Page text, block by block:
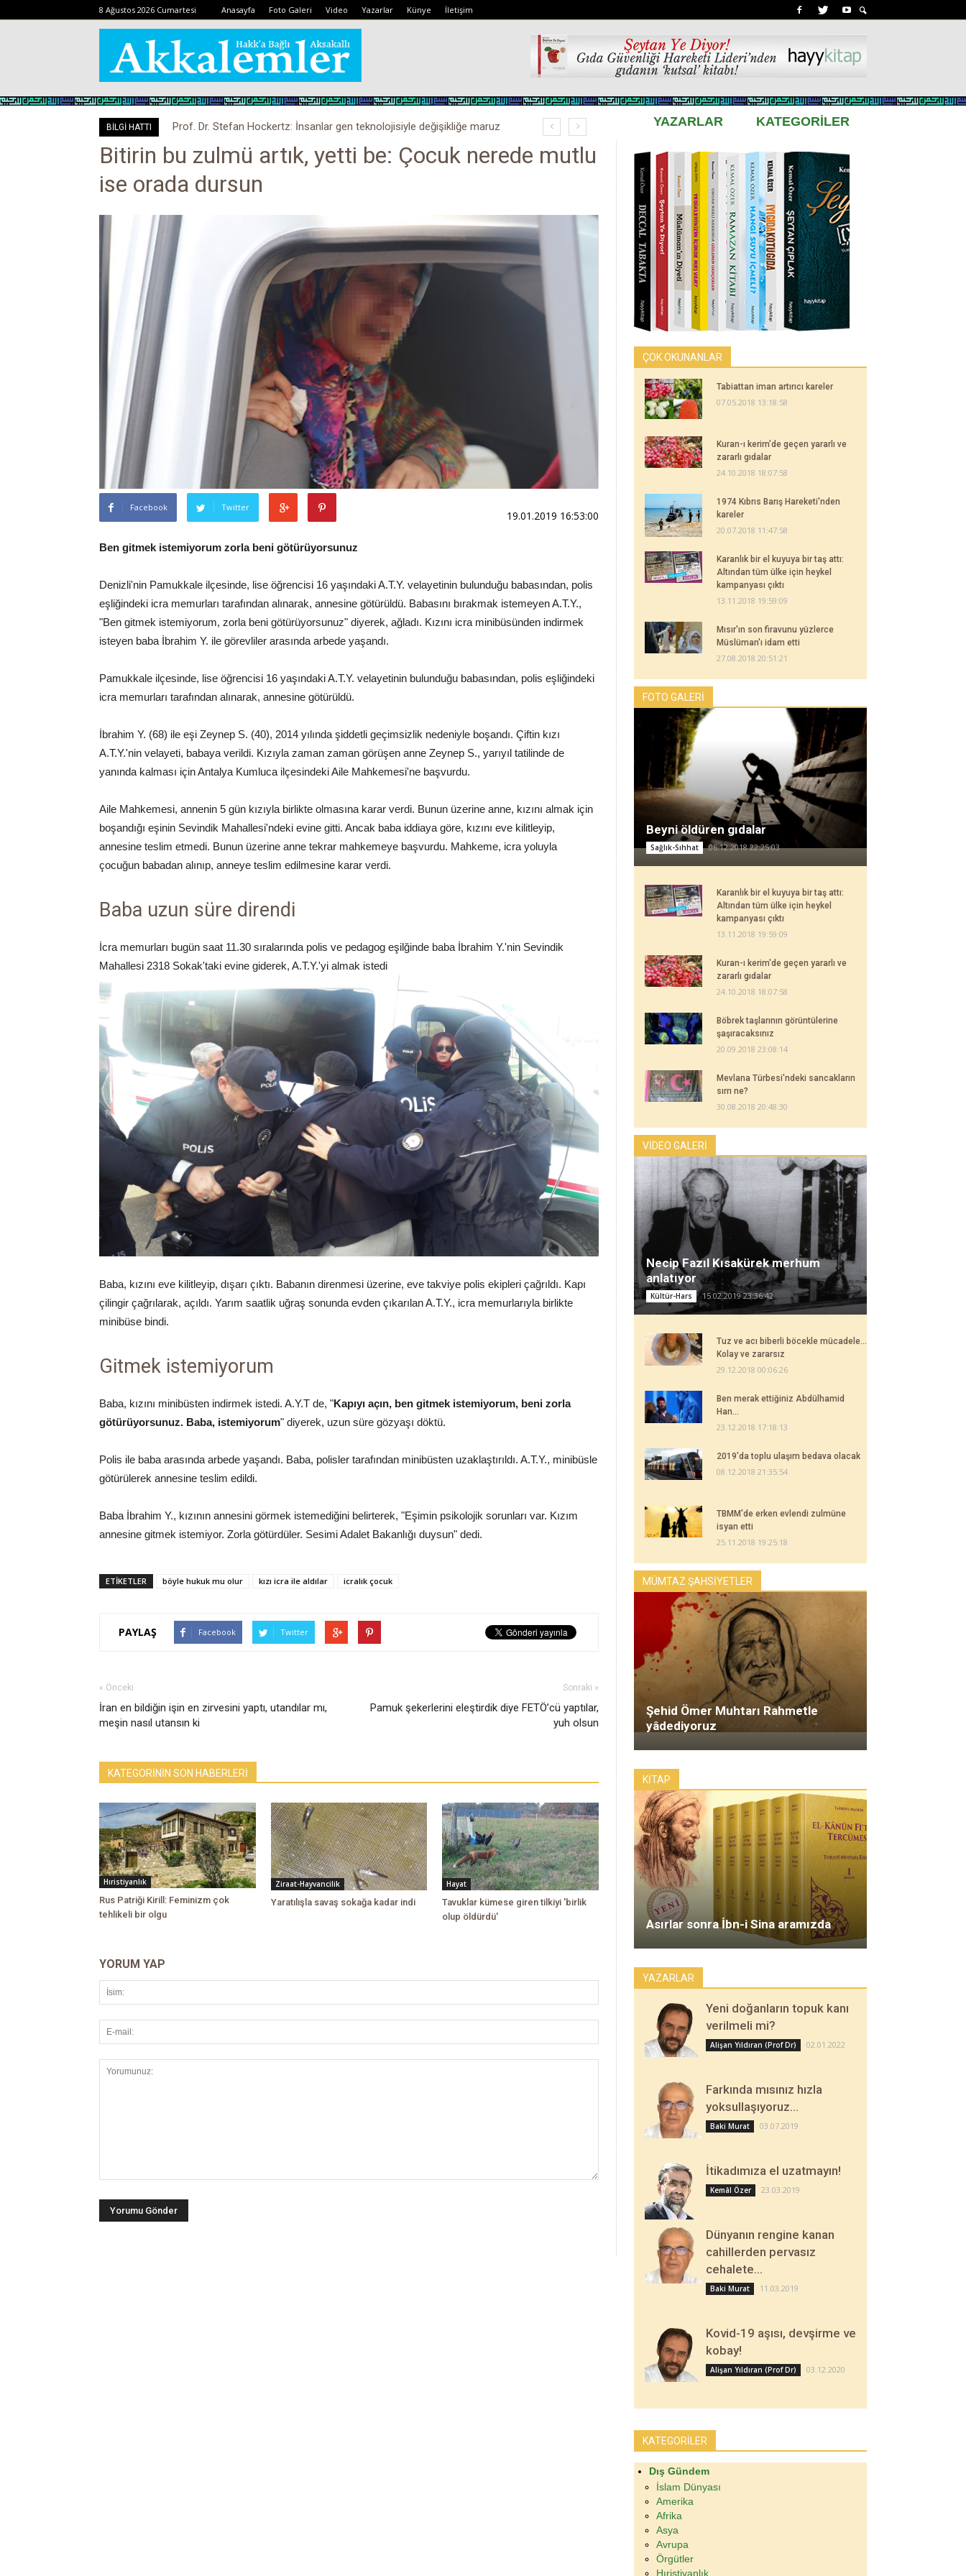
8 Ağustos 2026 Cumartesi Anasayfa Foto Galeri Video Yazarlar Künye İletişim
BİLGİ HATTI
Prof. Dr. Stefan Hockertz: İnsanlar gen teknolojisiyle değişikliğe maruz
Kovid-19 aşısı, devşirme ve kobay! YAZARLAR KATEGORİLER
Bitirin bu zulmü artık, yetti be: Çocuk nerede mutlu
ise orada dursun
Facebook Twitter
19.01.2019 16:53:00
Ben gitmek istemiyorum zorla beni götürüyorsunuz
Denizli'nin Pamukkale ilçesinde, lise öğrencisi 16 yaşındaki A.T.Y. velayetinin bulunduğu babasından, polis
eşliğindeki icra memurları tarafından alınarak, annesine götürüldü. Babasını bırakmak istemeyen A.T.Y.,
"Ben gitmek istemiyorum, zorla beni götürüyorsunuz" diyerek, ağladı. Kızını icra minibüsünden indirmek
isteyen baba İbrahim Y. ile görevliler arasında arbede yaşandı.
Pamukkale ilçesinde, lise öğrencisi 16 yaşındaki A.T.Y. velayetinin bulunduğu babasından, polis eşliğindeki
icra memurları tarafından alınarak, annesine götürüldü.
İbrahim Y. (68) ile eşi Zeynep S. (40), 2014 yılında şiddetli geçimsizlik nedeniyle boşandı. Çiftin kızı
A.T.Y.'nin velayeti, babaya verildi. Kızıyla zaman zaman görüşen anne Zeynep S., yarıyıl tatilinde de
yanında kalması için Antalya Kumluca ilçesindeki Aile Mahkemesi'ne başvurdu.
Aile Mahkemesi, annenin 5 gün kızıyla birlikte olmasına karar verdi. Bunun üzerine anne, kızını almak için
boşandığı eşinin Sevindik Mahallesi'ndeki evine gitti. Ancak baba iddiaya göre, kızını eve kilitleyip,
annesine teslim etmedi. Bunun üzerine anne tekrar mahkemeye başvurdu. Mahkeme, icra yoluyla
çocuğun babadan alınıp, anneye teslim edilmesine karar verdi.
Baba uzun süre direndi
İcra memurları bugün saat 11.30 sıralarında polis ve pedagog eşilğinde baba İbrahim Y.'nin Sevindik
Mahallesi 2318 Sokak'taki evine giderek, A.T.Y.'yi almak istedi
Baba, kızını eve kilitleyip, dışarı çıktı. Babanın direnmesi üzerine, eve takviye polis ekipleri çağrıldı. Kapı
çilingir çağrılarak, açıldı. Yarım saatlik uğraş sonunda evden çıkarılan A.T.Y., icra memurlarıyla birlikte
minibüse bindi.
Gitmek istemiyorum
Baba, kızını minibüsten indirmek istedi. A.Y.T de, "Kapıyı açın, ben gitmek istemiyorum, beni zorla
götürüyorsunuz. Baba, istemiyorum" diyerek, uzun süre gözyaşı döktü.
Polis ile baba arasında arbede yaşandı. Baba, polisler tarafından minibüsten uzaklaştırıldı. A.T.Y., minibüsle
götürülerek annesine teslim edildi.
Baba İbrahim Y., kızının annesini görmek istemediğini belirterek, "Eşimin psikolojik sorunları var. Kızım
annesine gitmek istemiyor. Zorla götürdüler. Sesimi Adalet Bakanlığı duysun" dedi.
ETİKETLER böyle hukuk mu olur kızı icra ile aldılar icralık çocuk
PAYLAŞ Facebook Twitter
« Önceki
İran en bildiğin işin en zirvesini yaptı, utandılar mı,
meşin nasıl utansın ki
Sonraki »
Pamuk şekerlerini eleştirdik diye FETÖ’cü yaptılar,
yuh olsun
KATEGORİNİN SON HABERLERİ
Hıristiyanlık
Rus Patriği Kirill: Feminizm çok
tehlikeli bir olgu
Ziraat-Hayvancilik
Yaratılışla savaş sokağa kadar indi
Hayat
Tavuklar kümese giren tilkiyi 'birlik
olup öldürdü'
YORUM YAP
ÇOK OKUNANLAR
Tabiattan iman artırıcı kareler
07.05.2018 13:18:58
Kuran-ı kerim'de geçen yararlı ve
zararlı gıdalar
24.10.2018 18:07:58
1974 Kıbrıs Barış Hareketi'nden
kareler
20.07.2018 11:47:58
Karanlık bir el kuyuya bir taş attı:
Altından tüm ülke için heykel
kampanyası çıktı
13.11.2018 19:59:09
Mısır'ın son firavunu yüzlerce
Müslüman'ı idam etti
27.08.2018 20:51:21
FOTO GALERİ
Beyni öldüren gıdalar
Sağlık-Sıhhat 06.12.2018 22:25:03
Karanlık bir el kuyuya bir taş attı:
Altından tüm ülke için heykel
kampanyası çıktı
13.11.2018 19:59:09
Kuran-ı kerim'de geçen yararlı ve
zararlı gıdalar
24.10.2018 18:07:58
Böbrek taşlarının görüntülerine
şaşıracaksınız
20.09.2018 23:08:14
Mevlana Türbesi'ndeki sancakların
sırrı ne?
30.08.2018 20:48:30
VİDEO GALERİ
Necip Fazıl Kısakürek merhum
anlatıyor
Kültür-Hars 15.02.2019 23:36:42
Tuz ve acı biberli böcekle mücadele...
Kolay ve zararsız
29.12.2018 00:06:26
Ben merak ettiğiniz Abdülhamid
Han...
23.12.2018 17:18:13
2019'da toplu ulaşım bedava olacak
08.12.2018 21:35:54
TBMM'de erken evlendi zulmüne
isyan etti
25.11.2018 19:25:18
MÜMTAZ ŞAHSİYETLER
Şehid Ömer Muhtarı Rahmetle
yâdediyoruz
KİTAP
Asırlar sonra İbn-i Sina aramızda
YAZARLAR
Yeni doğanların topuk kanı
verilmeli mi?
Alişan Yıldıran (Prof Dr) 02.01.2022
Farkında mısınız hızla
yoksullaşıyoruz…
Baki Murat 03.07.2019
İtikadımıza el uzatmayın!
Kemâl Özer 23.03.2019
Dünyanın rengine kanan
cahillerden pervasız
cehalete…
Baki Murat 11.03.2019
Kovid-19 aşısı, devşirme ve
kobay!
Alişan Yıldıran (Prof Dr) 03.12.2020
KATEGORİLER
Dış Gündem
İslam Dünyası
Amerika
Afrika
Asya
Avrupa
Örgütler
Hıristiyanlık